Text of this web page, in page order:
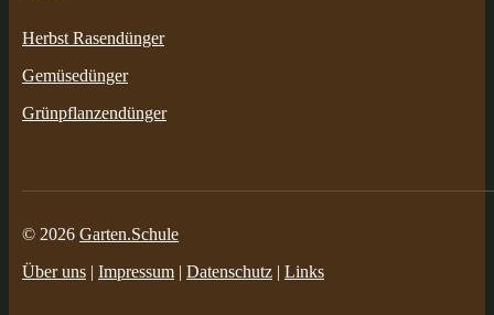
Herbst Rasendünger
Gemüsedünger
Grünpflanzendünger
© 2026 Garten.Schule
Über uns | Impressum | Datenschutz | Links